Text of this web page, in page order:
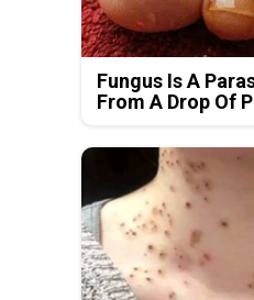
Fungus Is A
From A Drop Of